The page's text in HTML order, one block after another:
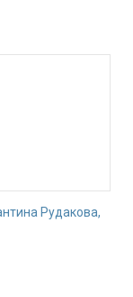
Рудакова,